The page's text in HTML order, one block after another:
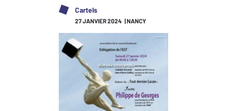
Cartels
27 JANVIER 2024 | NANCY